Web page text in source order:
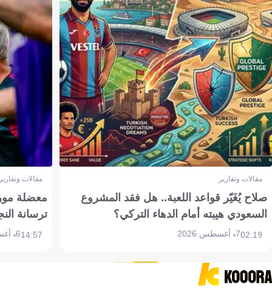
مقالات وتقارير
صلاح يُغَيّر قواعد اللعبة.. هل فقد المشروع
السعودي هيبته أمام الدهاء التركي؟
02:197 أغسطس 2026
مقالات
معضلة
ترسانة
14:576 أغسطس 2026